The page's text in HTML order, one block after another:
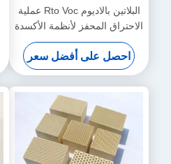
البلاتين بالاديوم Rto Voc عملية
الاحتراق المحفز لأنظمة الأكسدة
التحفيزية
احصل على أفضل سعر